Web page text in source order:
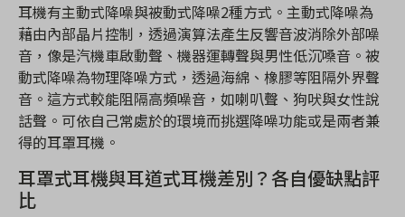
耳機有主動式降噪與被動式降噪2種方式。主動式降噪為
藉由內部晶片控制，透過演算法產生反響音波消除外部噪
音，像是汽機車啟動聲、機器運轉聲與男性低沉嗓音。被
動式降噪為物理降噪方式，透過海綿、橡膠等阻隔外界聲
音。這方式較能阻隔高頻噪音，如喇叭聲、狗吠與女性說
話聲。可依自己常處於的環境而挑選降噪功能或是兩者兼
得的耳罩耳機。
耳罩式耳機與耳道式耳機差別？各自優缺點評
比